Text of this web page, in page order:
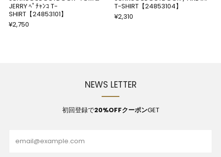
JERRY ﾍﾟﾁｬﾝｺ T-
SHIRT【24853101】
¥2,750
T-SHIRT【24853104】
¥2,310
NEWS LETTER
初回登録で20%OFFクーポンGET